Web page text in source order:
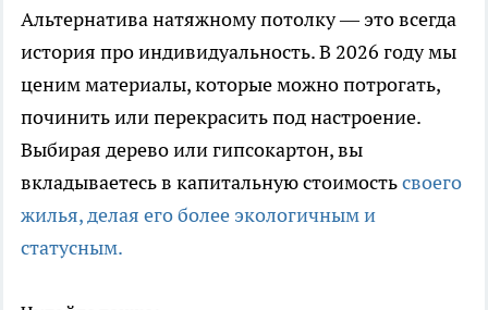
Альтернатива натяжному потолку — это всегда
история про индивидуальность. В 2026 году мы
ценим материалы, которые можно потрогать,
починить или перекрасить под настроение.
Выбирая дерево или гипсокартон, вы
вкладываетесь в капитальную стоимостьсвоего
жилья, делая его более экологичным и
статусным.